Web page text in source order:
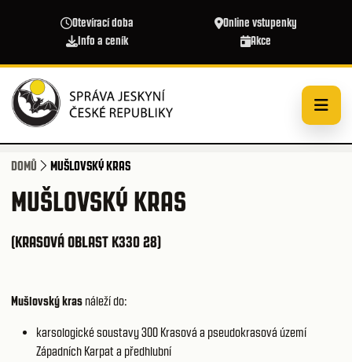
Otevírací doba
Online vstupenky
Info a ceník
Akce
DOMŮ MUŠLOVSKÝ KRAS
MUŠLOVSKÝ KRAS
(KRASOVÁ OBLAST K330 28)
Mušlovský kras náleží do:
karsologické soustavy 300 Krasová a pseudokrasová území
Západních Karpat a předhlubní